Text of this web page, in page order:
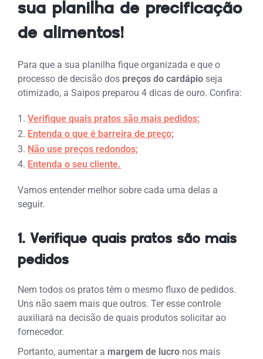
sua planilha de precificação
de alimentos!
Para que a sua planilha fique organizada e que o
processo de decisão dos preços do cardápio seja
otimizado, a Saipos preparou 4 dicas de ouro. Confira:
Verifique quais pratos são mais pedidos;
Entenda o que é barreira de preço;
Não use preços redondos;
Entenda o seu cliente.
Vamos entender melhor sobre cada uma delas a
seguir.
1. Verifique quais pratos são mais
pedidos
Nem todos os pratos têm o mesmo fluxo de pedidos.
Uns não saem mais que outros. Ter esse controle
auxiliará na decisão de quais produtos solicitar ao
fornecedor.
Portanto, aumentar a margem de lucro nos mais